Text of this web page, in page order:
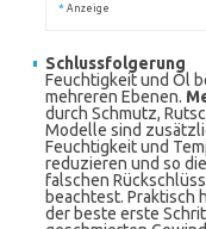
* Anzeige
Schlussfolgerung
Feuchtigkeit und Öl
mehreren Ebenen.
durch Schmutz,
Modelle sind
Feuchtigkeit und
reduzieren und so
falschen
beachtest. Praktisch
der beste erste